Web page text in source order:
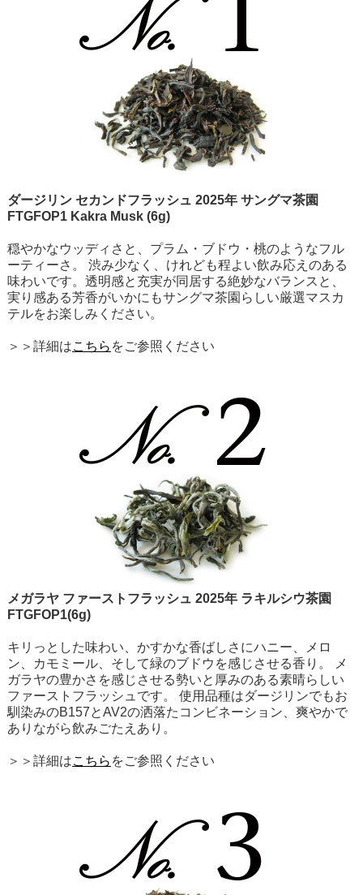
ダージリン セカンドフラッシュ 2025年 サングマ茶園
FTGFOP1 Kakra Musk (6g)
穏やかなウッディさと、プラム・ブドウ・桃のようなフル
ーティーさ。 渋み少なく、けれども程よい飲み応えのある
味わいです。透明感と充実が同居する絶妙なバランスと、
実り感ある芳香がいかにもサングマ茶園らしい厳選マスカ
テルをお楽しみください。
＞＞詳細はこちら をご参照ください
メガラヤ ファーストフラッシュ 2025年 ラキルシウ茶園
FTGFOP1(6g)
キリっとした味わい、かすかな香ばしさにハニー、メロ
ン、カモミール、そして緑のブドウを感じさせる香り。 メ
ガラヤの豊かさを感じさせる勢いと厚みのある素晴らしい
ファーストフラッシュです。 使用品種はダージリンでもお
馴染みのB157とAV2の洒落たコンビネーション、爽やかで
ありながら飲みごたえあり。
＞＞詳細はこちら をご参照ください